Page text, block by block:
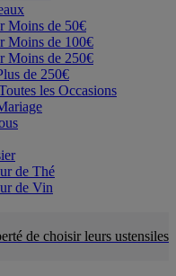
Moins de 50€
Moins de 100€
Moins de 250€
de 250€
les Occasions
de Thé
de Vin
de choisir leurs ustensiles